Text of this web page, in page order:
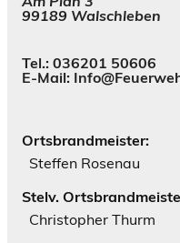
99189 Walschleben
Tel.: 036201 50606
E-Mail:
Ortsbrandmeister:
Steffen Rosenau
Stelv.
Christopher Thurm